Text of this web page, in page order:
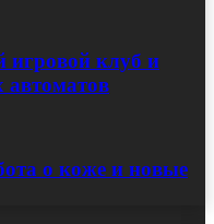
клуб и
автоматов
о коже и новые